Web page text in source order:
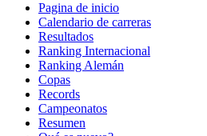
Pagina de inicio
Calendario de carreras
Resultados
Ranking Internacional
Ranking Alemán
Copas
Records
Campeonatos
Resumen